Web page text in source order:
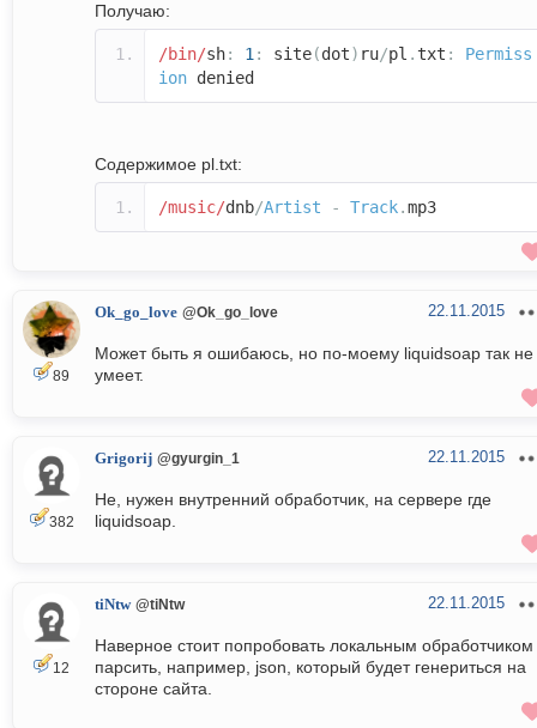
Получаю:
/bin/sh: 1 : site(dot) ru/pl . txt :
Permiss
ion denied
Содержимое pl.txt:
/music/dnb/Artist - Track.mp3
89
Ok_go_love @Ok_go_love 22.11.2015
Может быть я ошибаюсь, но по-моему liquidsoap так не
умеет.
382
Grigorij @gyurgin_1 22.11.2015
Не, нужен внутренний обработчик, на сервере где
liquidsoap.
12
tiNtw @tiNtw 22.11.2015
Наверное стоит попробовать локальным обработчиком
парсить, например, json, который будет генериться на
стороне сайта.